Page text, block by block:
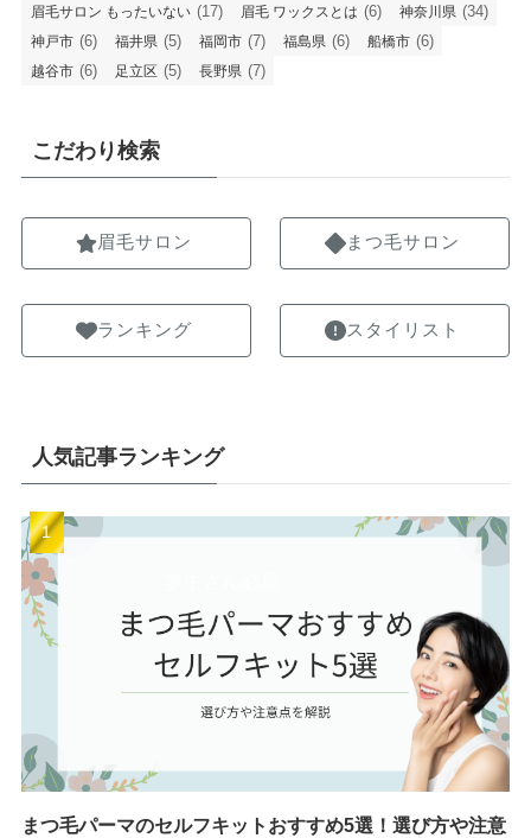
眉毛サロン もったいない (17) 眉毛 ワックスとは (6) 神奈川県 (34)
神戸市 (6) 福井県 (5) 福岡市 (7) 福島県 (6) 船橋市 (6)
越谷市 (6) 足立区 (5) 長野県 (7)
こだわり検索
眉毛サロン
ランキング
まつ毛サロン
スタイリスト
人気記事ランキング
まつ毛パーマのセルフキットおすすめ5選！選び方や注意